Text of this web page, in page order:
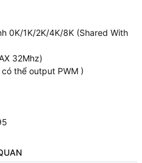
0K/1K/2K/4K/8K (Shared With
32Mhz)
thể output PWM )